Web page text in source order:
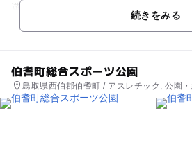
遊具があります。他にもターザンロー
ングのように登れる坂も設置してあり
続きをみる
伯耆町総合スポーツ公園
鳥取県西伯郡伯耆町 / アスレチック, 公園